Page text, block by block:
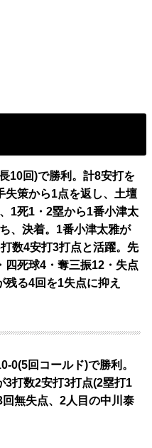
10回)で勝利。計8安打を
失策から1点を返し、土壇
1死1・2塁から1番小津太
、決着。1番小津太雅が
数4安打3打点と活躍。先
四死球4・奪三振12・失点
る4回を1失点に抑え
0(5回コールド)で勝利。
3打数2安打3打点(2塁打1
無失点、2人目の中川泰